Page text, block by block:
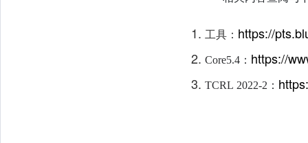
工具： https://
Core5.4： https://
TCRL 2022-2：